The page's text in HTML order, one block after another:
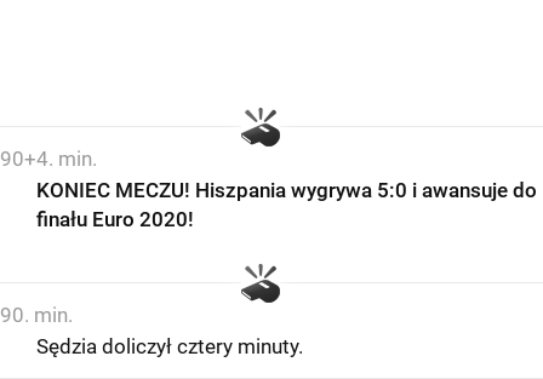
90+4. min.
KONIEC MECZU! Hiszpania wygrywa 5:0 i awansuje
finału Euro 2020!
90. min.
Sędzia doliczył cztery minuty.